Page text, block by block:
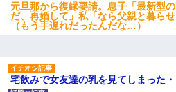
元旦那から復縁要請。息子「最新型
だ、再婚して」私「なら父親と暮ら
（もう手遅れだったんだな…）
宅飲みで女友達の乳を見てしまった・